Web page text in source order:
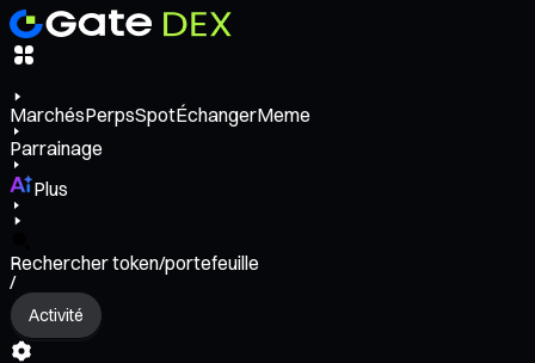
MarchésPerpsSpotÉchangerMeme
Parrainage
Plus
Rechercher token/portefeuille
/
Activité